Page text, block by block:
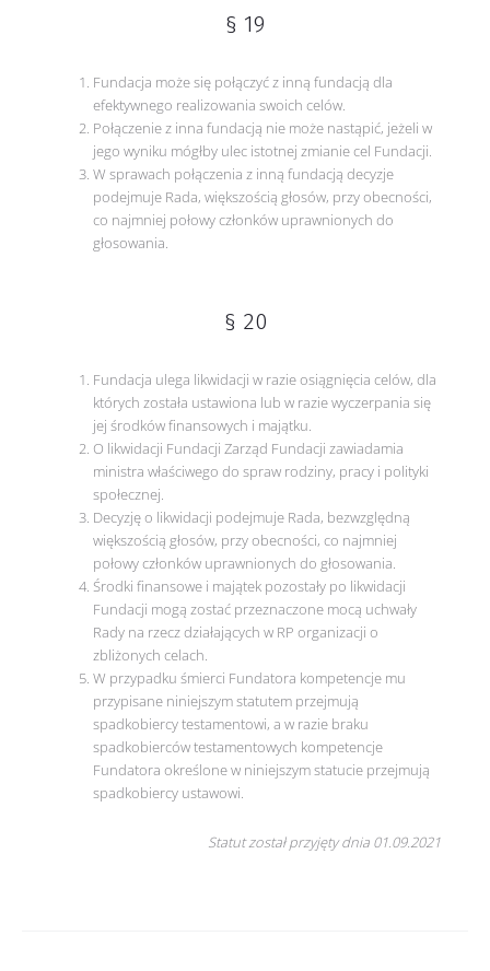
§ 19
Fundacja może się połączyć z inną fundacją dla
efektywnego realizowania swoich celów.
Połączenie z inna fundacją nie może nastąpić, jeżeli w
jego wyniku mógłby ulec istotnej zmianie cel Fundacji.
W sprawach połączenia z inną fundacją decyzje
podejmuje Rada, większością głosów, przy obecności,
co najmniej połowy członków uprawnionych do
głosowania.
§ 20
Fundacja ulega likwidacji w razie osiągnięcia celów, dla
których została ustawiona lub w razie wyczerpania się
jej środków finansowych i majątku.
O likwidacji Fundacji Zarząd Fundacji zawiadamia
ministra właściwego do spraw rodziny, pracy i polityki
społecznej.
Decyzję o likwidacji podejmuje Rada, bezwzględną
większością głosów, przy obecności, co najmniej
połowy członków uprawnionych do głosowania.
Środki finansowe i majątek pozostały po likwidacji
Fundacji mogą zostać przeznaczone mocą uchwały
Rady na rzecz działających w RP organizacji o
zbliżonych celach.
W przypadku śmierci Fundatora kompetencje mu
przypisane niniejszym statutem przejmują
spadkobiercy testamentowi, a w razie braku
spadkobierców testamentowych kompetencje
Fundatora określone w niniejszym statucie przejmują
spadkobiercy ustawowi.
Statut został przyjęty dnia 01.09.2021